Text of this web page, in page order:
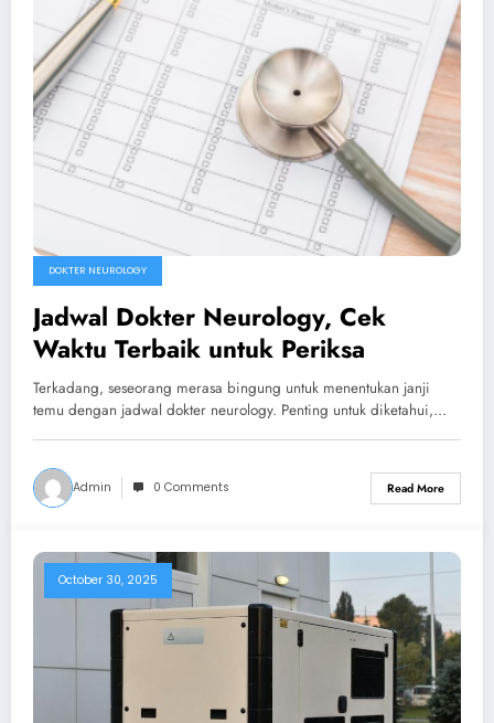
DOKTER NEUROLOGY
Jadwal Dokter Neurology, Cek
Waktu Terbaik untuk Periksa
Terkadang, seseorang merasa bingung untuk menentukan janji
temu dengan jadwal dokter neurology. Penting untuk diketahui,…
Admin 0 Comments Read More
October 30, 2025